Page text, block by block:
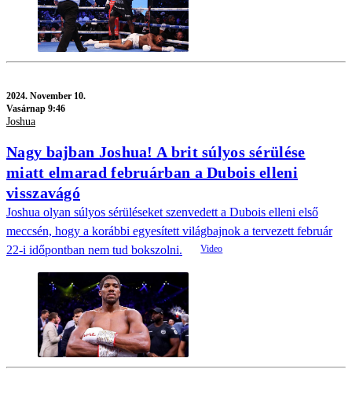
2024. November 10.
Vasárnap 9:46
Joshua
Nagy bajban Joshua! A brit súlyos sérülése
miatt elmarad februárban a Dubois elleni
visszavágó
Joshua olyan súlyos sérüléseket szenvedett a Dubois elleni első
meccsén, hogy a korábbi egyesített világbajnok a tervezett február
22-i időpontban nem tud bokszolni.